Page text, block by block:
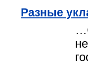
Разные